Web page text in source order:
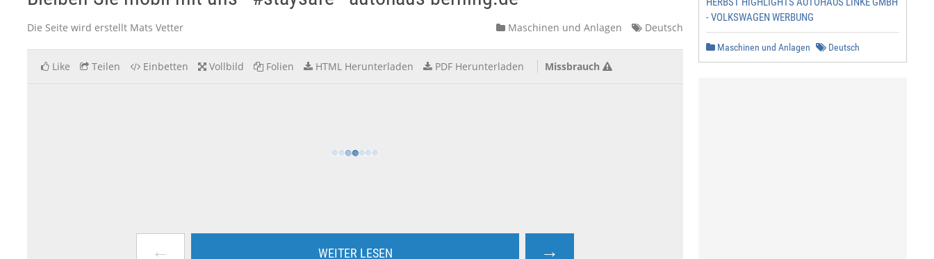
Die Seite wird erstellt Mats Vetter Maschinen und Anlagen Deutsch
Like Teilen Einbetten Vollbild Folien HTML Herunterladen PDF Herunterladen Missbrauch
← WEITER LESEN →
- VOLKSWAGEN WERBUNG
Maschinen und Anlagen Deutsch